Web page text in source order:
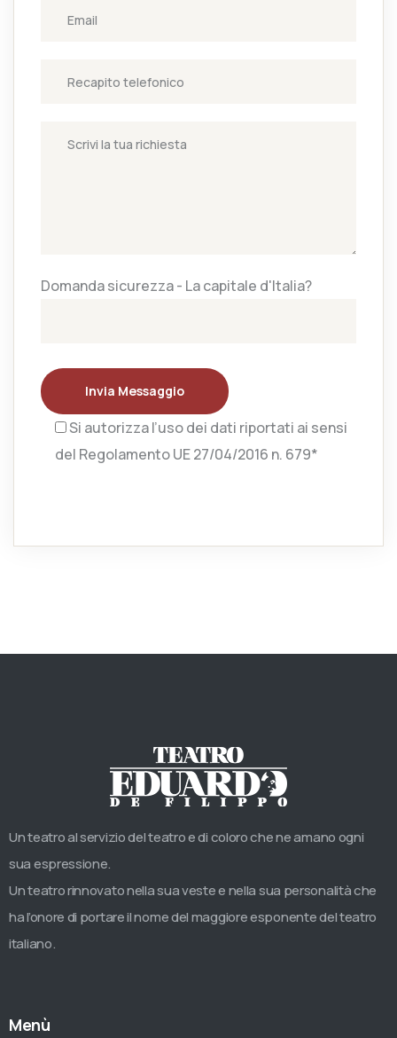
Domanda sicurezza - La capitale d'Italia?
Invia Messaggio
Si autorizza l’uso dei dati riportati ai sensi
del Regolamento UE 27/04/2016 n. 679*
Un teatro al servizio del teatro e di coloro che ne amano ogni
sua espressione.
Un teatro rinnovato nella sua veste e nella sua personalità che
ha l’onore di portare il nome del maggiore esponente del teatro
italiano.
Menù